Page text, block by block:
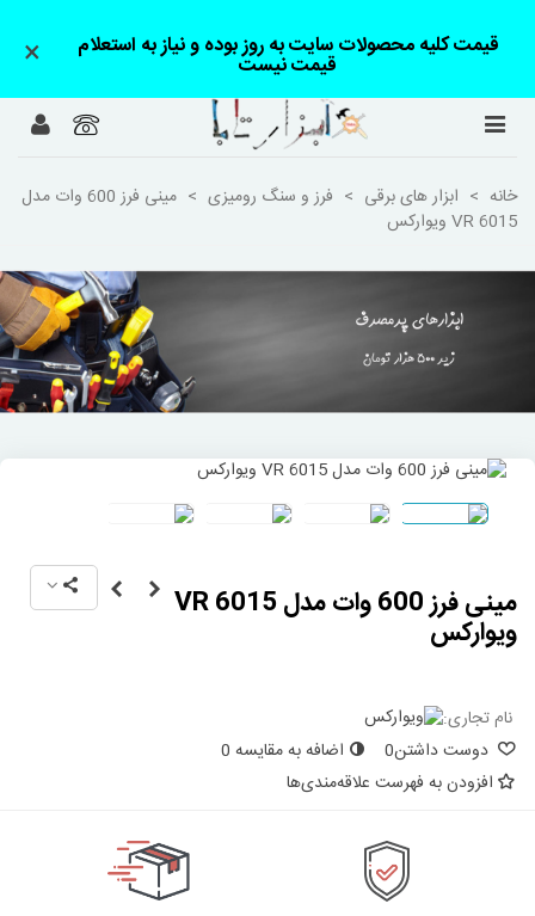
قیمت کلیه محصولات سایت به روز بوده و نیاز به استعلام
قیمت نیست ×
خانه > ابزار های برقی > فرز و سنگ رومیزی >
مینی فرز 600 وات مدل
VR 6015 ویوارکس
مینی فرز 600 وات مدل VR 6015
ویوارکس
نام تجاری:
دوست داشتن0 اضافه به مقایسه 0
افزودن به فهرست علاقه‌مندی‌ها